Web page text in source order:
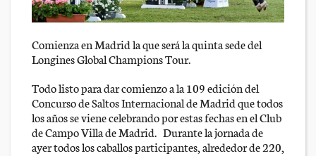
Comienza en Madrid la que será la quinta sede del
Longines Global Champions Tour.
Todo listo para dar comienzo a la 109 edición del
Concurso de Saltos Internacional de Madrid que todos
los años se viene celebrando por estas fechas en el Club
de Campo Villa de Madrid. Durante la jornada de
ayer todos los caballos participantes, alrededor de 220,